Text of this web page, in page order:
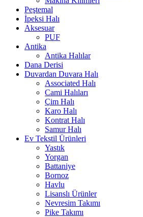
Peştemal
İpeksi Halı
Aksesuar
PUF
Antika
Antika Halılar
Dana Derisi
Duvardan Duvara Halı
Associated Halı
Cami Halıları
Çim Halı
Karo Halı
Kontrat Halı
Samur Halı
Ev Tekstil Ürünleri
Yastık
Yorgan
Battaniye
Bornoz
Havlu
Lisanslı Ürünler
Nevresim Takımı
Pike Takımı